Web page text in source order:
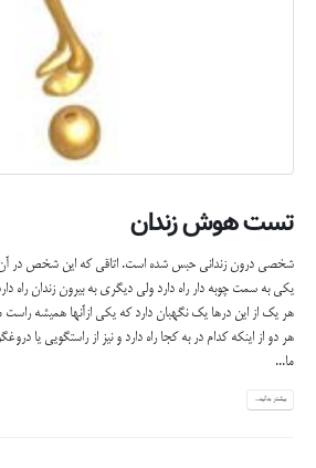
تست هوش زندان
شخصی درون زندانی حبس شده است. اتاقی که این شخص در آن
یکی به سمت چوبه دار راه دارد ولی دیگری به بیرون زندان راه
هر یک از این درها یک نگهبان دارد که یکی ازآنها همیشه
هر دو از اینکه کدام در به کجا راه دارد و نیز از راستگویی یا
ما...
بیشتر بدانید...